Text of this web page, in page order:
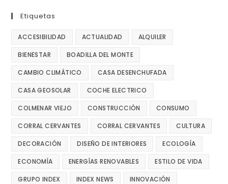
Etiquetas
ACCESIBILIDAD ACTUALIDAD ALQUILER
BIENESTAR BOADILLA DEL MONTE
CAMBIO CLIMÁTICO CASA DESENCHUFADA
CASA GEOSOLAR COCHE ELECTRICO
COLMENAR VIEJO CONSTRUCCIÓN CONSUMO
CORRAL CERVANTES CORRAL CERVANTES CULTURA
DECORACIÓN DISEÑO DE INTERIORES ECOLOGÍA
ECONOMÍA ENERGÍAS RENOVABLES ESTILO DE VIDA
GRUPO INDEX INDEX NEWS INNOVACIÓN